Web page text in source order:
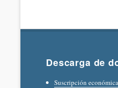
Descarga de
Suscripción económica